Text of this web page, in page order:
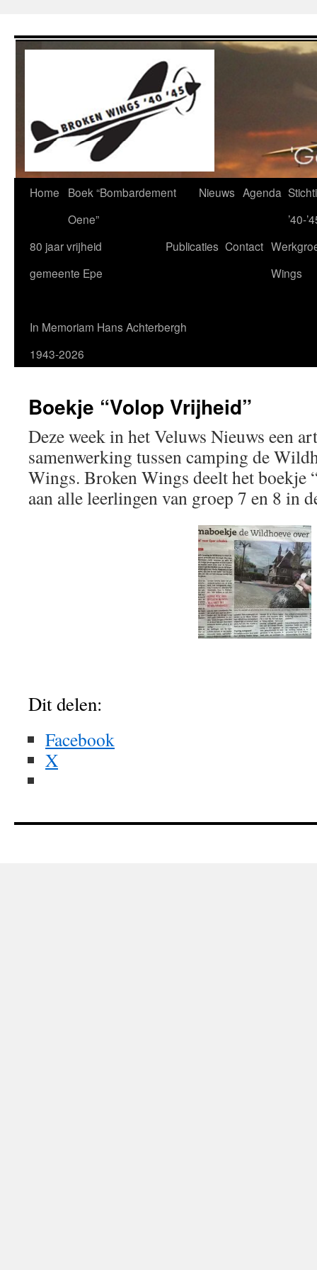
naar
Home
Boek “Bombardement
Oene”
Nieuws Agenda
’40-
80 jaar vrijheid
gemeente Epe
Publicaties Contact
Wings
In Memoriam Hans Achterbergh
1943-2026
Boekje “Volop Vrijheid”
Deze week in het Veluws Nieuws een
samenwerking tussen camping de
Wings. Broken Wings deelt het
aan alle leerlingen van groep 7 en 8 in
Dit delen:
Facebook
X